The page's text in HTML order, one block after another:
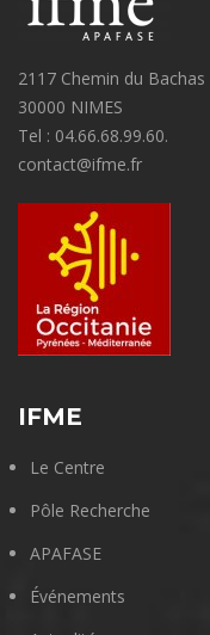
2117 Chemin du Bachas
30000 NIMES
Tel : 04.66.68.99.60.
contact@ifme.fr
IFME
Le Centre
Pôle Recherche
APAFASE
Événements